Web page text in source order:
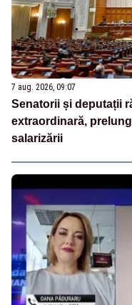
7 aug. 2026, 09:07
Senatorii și deputații
extraordinară,
salarizării